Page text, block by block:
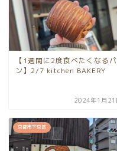
【1週間に2度食べたくなるパ
ン】2/7 kitchen BAKERY
2024年1月21
京都市下京区